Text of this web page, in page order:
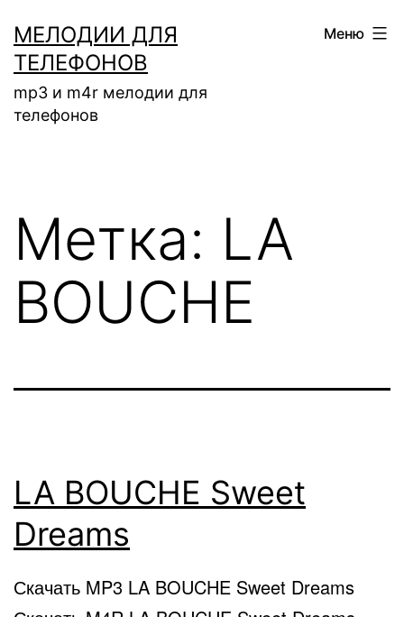
содержимому
МЕЛОДИИ ДЛЯ
ТЕЛЕФОНОВ
mp3 и m4r мелодии для
телефонов
Меню
Метка: LA
BOUCHE
LA BOUCHE Sweet
Dreams
Скачать MP3 LA BOUCHE Sweet Dreams